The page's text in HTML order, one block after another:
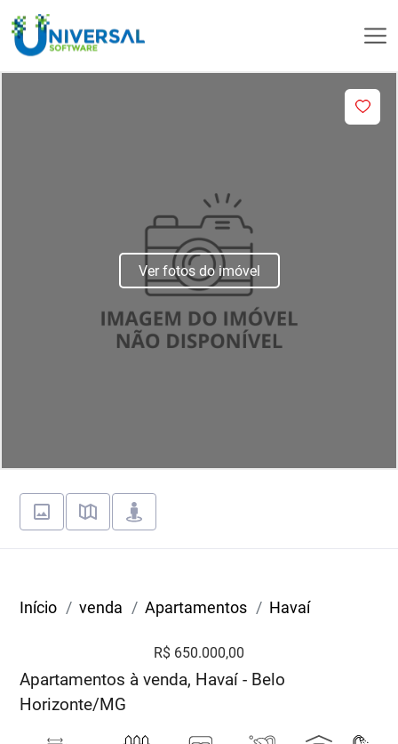
Ver fotos do imóvel
Início venda Apartamentos Havaí
R$ 650.000,00
Apartamentos à venda, Havaí - Belo
Horizonte/MG